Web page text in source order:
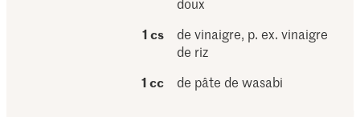
1 cs
de vinaigre, p. ex. vinaigre
de riz
1 cc
de pâte de wasabi